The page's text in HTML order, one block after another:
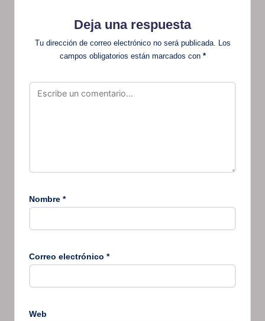
Deja una respuesta
Tu dirección de correo electrónico no será publicada. Los
campos obligatorios están marcados con *
Nombre *
Correo electrónico *
Web